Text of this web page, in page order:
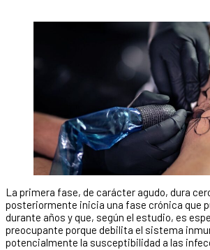
La primera fase, de carácter agudo, dura
posteriormente inicia una fase crónica que
durante años y que, según el estudio, es
preocupante porque debilita el sistema
potencialmente la susceptibilidad a las